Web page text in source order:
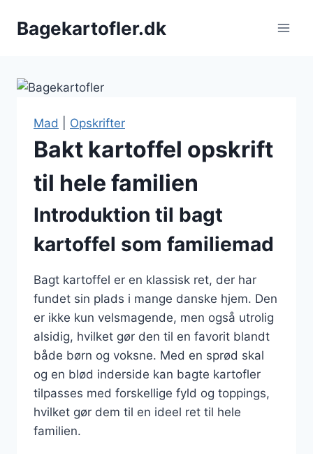
Bagekartofler.dk
Mad Opskrifter
Bakt kartoffel opskrift
til hele familien
Introduktion til bagt
kartoffel som familiemad
Bagt kartoffel er en klassisk ret, der har
fundet sin plads i mange danske hjem. Den
er ikke kun velsmagende, men også utrolig
alsidig, hvilket gør den til en favorit blandt
både børn og voksne. Med en sprød skal
og en blød inderside kan bagte kartofler
tilpasses med forskellige fyld og toppings,
hvilket gør dem til en ideel ret til hele
familien.